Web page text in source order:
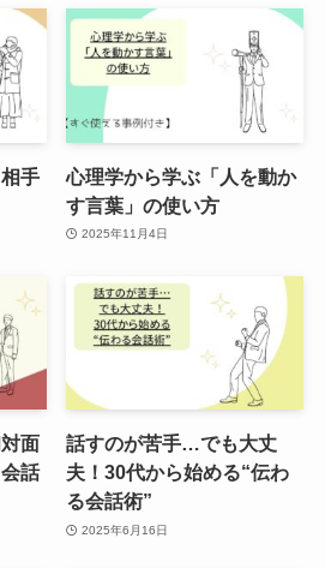
手
心理学から学ぶ「人を動か
す言葉」の使い方
2025年11月4日
面
話
話すのが苦手…でも大丈
夫！30代から始める“伝わ
る会話術”
2025年6月16日